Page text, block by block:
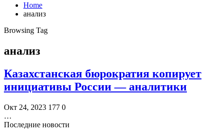
Home
анализ
Browsing Tag
анализ
Казахстанская бюрократия копирует
инициативы России — аналитики
Окт 24, 2023 177 0
…
Последние новости